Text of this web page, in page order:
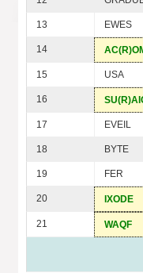
13 EWES
14
15 USA
16
17 EVEIL
18 BYTE
19 FER
20 IXODE
21 WAQF